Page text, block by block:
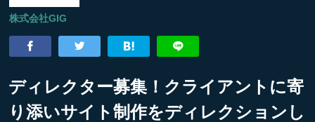
株式会社GIG
ディレクター募集！クライアントに寄
り添いサイト制作をディレクションし